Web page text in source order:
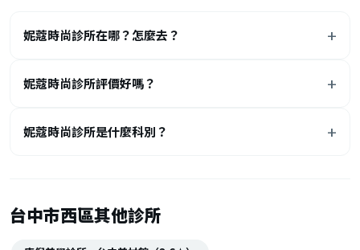
妮蔻時尚診所在哪？怎麼去？
妮蔻時尚診所評價好嗎？
妮蔻時尚診所是什麼科別？
台中市西區其他診所